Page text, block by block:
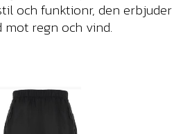
och funktionr, den erbjuder
regn och vind.